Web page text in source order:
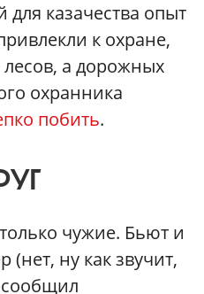
для казачества опыт
к охране,
а дорожных
охранника
побить.
чужие. Бьют и
(нет, ну как звучит,